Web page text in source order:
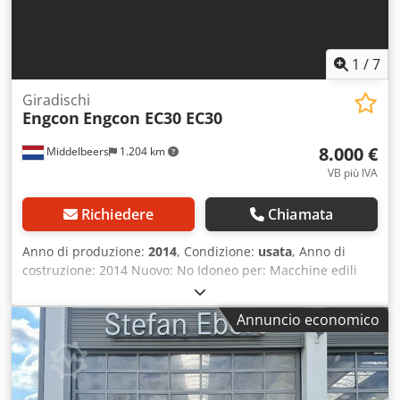
1 /7
Middelbeers 1.204 km
Giradischi
Engcon Engcon EC30 EC30
8.000 €
VB più IVA
Richiedere Chiamata
Anno di produzione: 2014, Condizione: usata, Anno di
costruzione: 2014 Nuovo: No Idoneo per: Macchine edili
Condizione generale: molto buona Condizione tecnica:
molto buona Condizione estetica: molto buona Per ulteriori
informazioni si prega di contattare Ernst van Hek. In
vendita: Tiltrotator Engcon EC30 (2014) con pinza integrata
Aumentate l’efficienza e la versatilità del vostro escavatore
pesante con questo robusto tiltrotator Engcon EC30.
Annuncio economico